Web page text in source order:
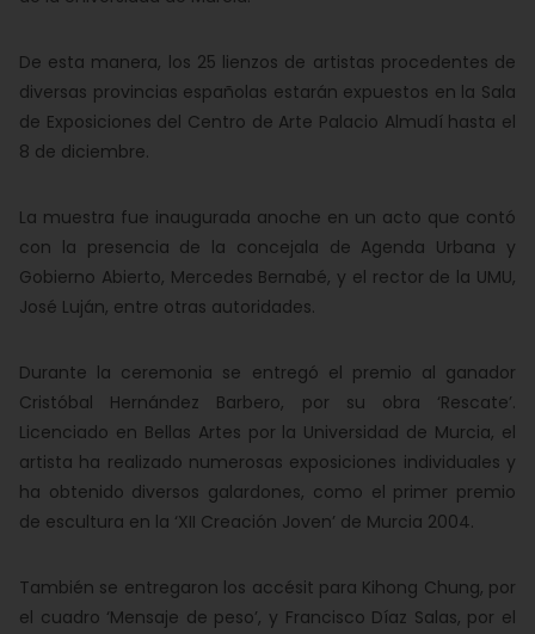
De esta manera, los 25 lienzos de artistas procedentes de
diversas provincias españolas estarán expuestos en la Sala
de Exposiciones del Centro de Arte Palacio Almudí hasta el
8 de diciembre.
La muestra fue inaugurada anoche en un acto que contó
con la presencia de la concejala de Agenda Urbana y
Gobierno Abierto, Mercedes Bernabé, y el rector de la UMU,
José Luján, entre otras autoridades.
Durante la ceremonia se entregó el premio al ganador
Cristóbal Hernández Barbero, por su obra ‘Rescate’.
Licenciado en Bellas Artes por la Universidad de Murcia, el
artista ha realizado numerosas exposiciones individuales y
ha obtenido diversos galardones, como el primer premio
de escultura en la ‘XII Creación Joven’ de Murcia 2004.
También se entregaron los accésit para Kihong Chung, por
el cuadro ‘Mensaje de peso’, y Francisco Díaz Salas, por el